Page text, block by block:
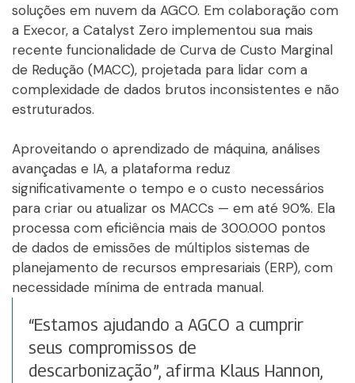
soluções em nuvem da AGCO. Em colaboração com
a Execor, a Catalyst Zero implementou sua mais
recente funcionalidade de Curva de Custo Marginal
de Redução (MACC), projetada para lidar com a
complexidade de dados brutos inconsistentes e não
estruturados.
Aproveitando o aprendizado de máquina, análises
avançadas e IA, a plataforma reduz
significativamente o tempo e o custo necessários
para criar ou atualizar os MACCs — em até 90%. Ela
processa com eficiência mais de 300.000 pontos
de dados de emissões de múltiplos sistemas de
planejamento de recursos empresariais (ERP), com
necessidade mínima de entrada manual.
“Estamos ajudando a AGCO a cumprir
seus compromissos de
descarbonização”, afirma Klaus Hannon,